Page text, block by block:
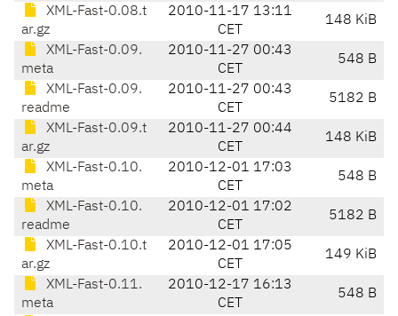
XML-Fast-0.08.t
ar.gz
2010-11-17 13:11
CET
148 KiB
XML-Fast-0.09.
meta
2010-11-27 00:43
CET
548 B
XML-Fast-0.09.
readme
2010-11-27 00:43
CET
5182 B
XML-Fast-0.09.t
ar.gz
2010-11-27 00:44
CET
148 KiB
XML-Fast-0.10.
meta
2010-12-01 17:03
CET
548 B
XML-Fast-0.10.
readme
2010-12-01 17:02
CET
5182 B
XML-Fast-0.10.t
ar.gz
2010-12-01 17:05
CET
149 KiB
XML-Fast-0.11.
meta
2010-12-17 16:13
CET
548 B